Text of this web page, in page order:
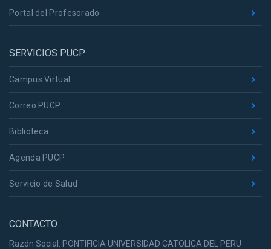
Portal del Profesorado
SERVICIOS PUCP
Campus Virtual
Correo PUCP
Biblioteca
Agenda PUCP
Servicio de Salud
CONTACTO
Razón Social: PONTIFICIA UNIVERSIDAD CATOLICA DEL PERU